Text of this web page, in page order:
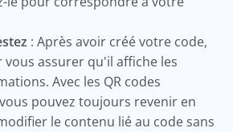
: Après avoir créé votre code,
vous assurer qu'il affiche les
Avec les QR codes
pouvez toujours revenir en
le contenu lié au code sans